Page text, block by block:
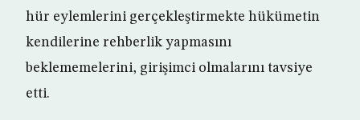
hür eylemlerini gerçekleştirmekte hükümetin
kendilerine rehberlik yapmasını
beklememelerini, girişimci olmalarını tavsiye
etti.